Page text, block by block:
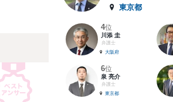
東京都
4位
川添 圭
弁護士
大阪府
6位
泉 亮介
弁護士
東京都